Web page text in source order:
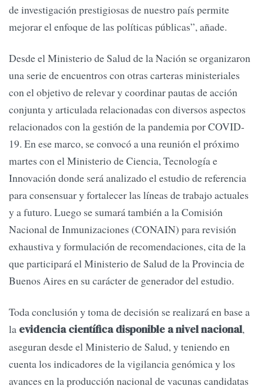
de investigación prestigiosas de nuestro país permite
mejorar el enfoque de las políticas públicas”, añade.
Desde el Ministerio de Salud de la Nación se organizaron
una serie de encuentros con otras carteras ministeriales
con el objetivo de relevar y coordinar pautas de acción
conjunta y articulada relacionadas con diversos aspectos
relacionados con la gestión de la pandemia por COVID-
19. En ese marco, se convocó a una reunión el próximo
martes con el Ministerio de Ciencia, Tecnología e
Innovación donde será analizado el estudio de referencia
para consensuar y fortalecer las líneas de trabajo actuales
y a futuro. Luego se sumará también a la Comisión
Nacional de Inmunizaciones (CONAIN) para revisión
exhaustiva y formulación de recomendaciones, cita de la
que participará el Ministerio de Salud de la Provincia de
Buenos Aires en su carácter de generador del estudio.
Toda conclusión y toma de decisión se realizará en base a
la evidencia científica disponible a nivel nacional,
aseguran desde el Ministerio de Salud, y teniendo en
cuenta los indicadores de la vigilancia genómica y los
avances en la producción nacional de vacunas candidatas